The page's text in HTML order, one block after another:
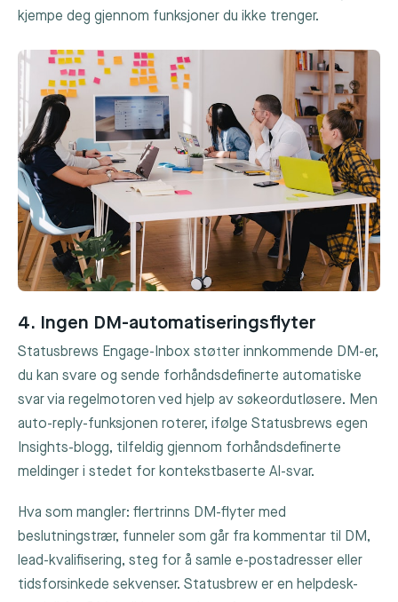
kjempe deg gjennom funksjoner du ikke trenger.
4. Ingen DM-automatiseringsflyter
Statusbrews Engage-Inbox støtter innkommende DM-er,
du kan svare og sende forhåndsdefinerte automatiske
svar via regelmotoren ved hjelp av søkeordutløsere. Men
auto-reply-funksjonen roterer, ifølge Statusbrews egen
Insights-blogg, tilfeldig gjennom forhåndsdefinerte
meldinger i stedet for kontekstbaserte AI-svar.
Hva som mangler: flertrinns DM-flyter med
beslutningstrær, funneler som går fra kommentar til DM,
lead-kvalifisering, steg for å samle e-postadresser eller
tidsforsinkede sekvenser. Statusbrew er en helpdesk-